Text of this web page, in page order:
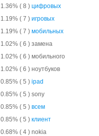
1.36% ( 8 ) цифровых
1.19% ( 7 ) игровых
1.19% ( 7 ) мобильных
1.02% ( 6 ) замена
1.02% ( 6 ) мобильного
1.02% ( 6 ) ноутбуков
0.85% ( 5 ) ipad
0.85% ( 5 ) sony
0.85% ( 5 ) всем
0.85% ( 5 ) клиент
0.68% ( 4 ) nokia